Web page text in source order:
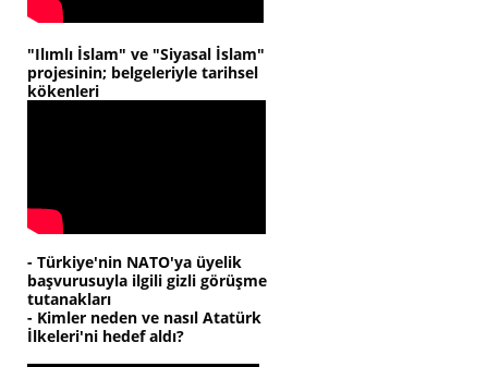
"Ilımlı İslam" ve "Siyasal İslam"
projesinin; belgeleriyle tarihsel
kökenleri
- Türkiye'nin NATO'ya üyelik
başvurusuyla ilgili gizli görüşme
tutanakları
- Kimler neden ve nasıl Atatürk
İlkeleri'ni hedef aldı?